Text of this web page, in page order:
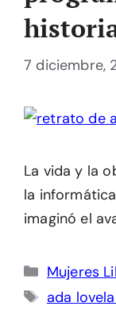
7 diciembre,
La vida y la
la
imaginó el
Mujeres
Etiquetas
ada